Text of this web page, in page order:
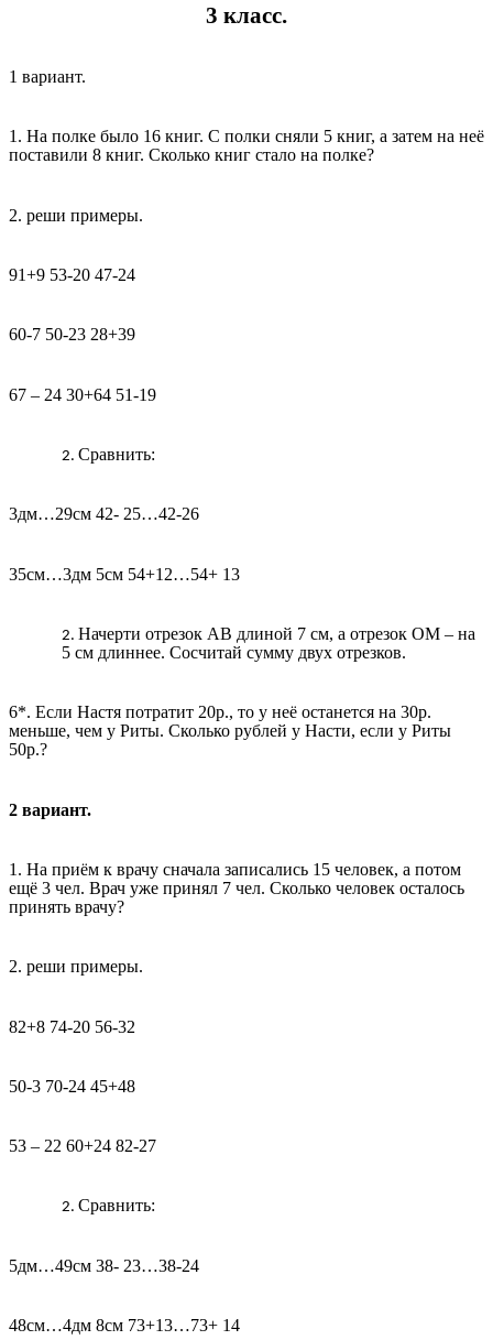
3 класс.
1 вариант.
1. На полке было 16 книг. С полки сняли 5 книг, а затем на неё
поставили 8 книг. Сколько книг стало на полке?
2. реши примеры.
91+9 53-20 47-24
60-7 50-23 28+39
67 – 24 30+64 51-19
Сравнить:
3дм…29см 42- 25…42-26
35см…3дм 5см 54+12…54+ 13
Начерти отрезок АВ длиной 7 см, а отрезок ОМ – на
5 см длиннее. Сосчитай сумму двух отрезков.
6*. Если Настя потратит 20р., то у неё останется на 30р.
меньше, чем у Риты. Сколько рублей у Насти, если у Риты
50р.?
2 вариант.
1. На приём к врачу сначала записались 15 человек, а потом
ещё 3 чел. Врач уже принял 7 чел. Сколько человек осталось
принять врачу?
2. реши примеры.
82+8 74-20 56-32
50-3 70-24 45+48
53 – 22 60+24 82-27
Сравнить:
5дм…49см 38- 23…38-24
48см…4дм 8см 73+13…73+ 14